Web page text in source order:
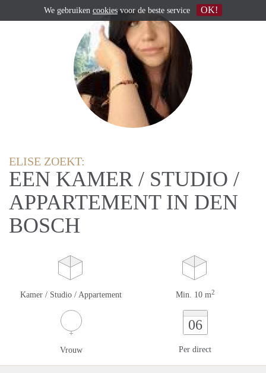
ELISE ZOEKT:
EEN KAMER / STUDIO /
APPARTEMENT IN DEN
BOSCH
Kamer / Studio / Appartement Min. 10 m2
Vrouw
06
Per direct
We gebruiken cookies voor de beste service OK!